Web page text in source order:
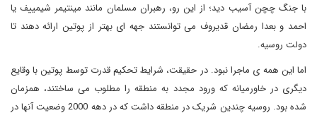
با جنگ چچن آسیب دید؛ از این رو، رهبران مسلمان مانند مینتیمر شیمییف یا
احمد و بعدا رمضان قدیروف می توانستند جهه ای بهتر از پوتین ارائه دهند تا
دولت روسیه.
اما این همه ی ماجرا نبود. در حقیقت، شرایط تحکیم قدرت توسط پوتین با وقایع
دیگری در خاورمیانه که ورود مجدد به منطقه را مطلوب می ساختند، همزمان
شده بود. روسیه چندین شریک در منطقه داشت که در دهه 2000 وضعیت آنها در